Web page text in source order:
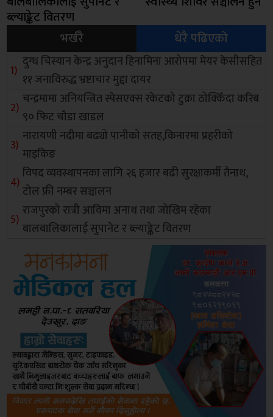
ब्ल्याङ्केट वितरण
भर्खरै
धेरै पढिएको
दुग्ध चिस्यान केन्द्र अनुदान हिनामिना आरोपमा मेयर केसीसहित
११ जनाविरुद्ध भ्रष्टाचार मुद्दा दायर
चन्द्रमामा अनियन्त्रित स्पेसएक्स रकेटको टुक्रा ठोक्किँदा करिब
९० फिट चौडा खाडल
नारायणी नदीमा बढ्यो पानीको सतह,किनारमा प्रहरीको
माइकिङ
विपद व्यवस्थापनका लागि २६ हजार बढी सुरक्षाकर्मी तैनाथ,
टोल फ्री नम्बर सञ्चालन
राजपुरको रात्री आविमा अनाथ तथा जोखिम रहेका
बालबालिकालाई सुपानेट र ब्ल्याङ्केट वितरण